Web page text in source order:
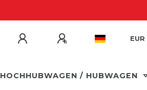
EUR
HOCHHUBWAGEN / HUBWAGEN